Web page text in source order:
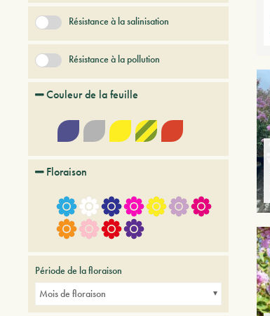
Résistance à la salinisation
Résistance à la pollution
Couleur de la feuille
Floraison
Période de la floraison
Mois de floraison